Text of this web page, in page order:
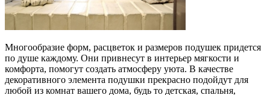
Многообразие форм, расцветок и размеров подушек придется
по душе каждому. Они привнесут в интерьер мягкости и
комфорта, помогут создать атмосферу уюта. В качестве
декоративного элемента подушки прекрасно подойдут для
любой из комнат вашего дома, будь то детская, спальня,